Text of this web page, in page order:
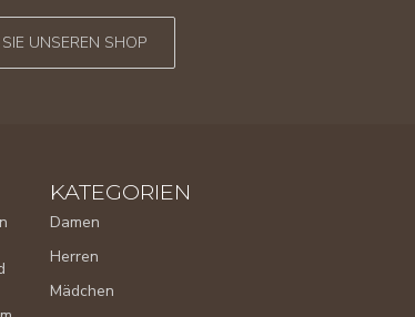
UNSEREN SHOP
KATEGORIEN
Damen
Herren
Mädchen